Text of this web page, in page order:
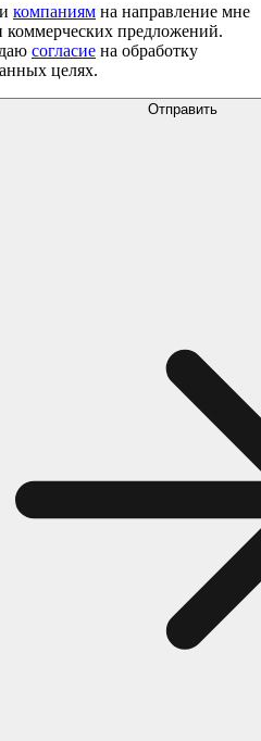
компаниям на направление мне
коммерческих предложений.
согласие на обработку
целях.
Отправить